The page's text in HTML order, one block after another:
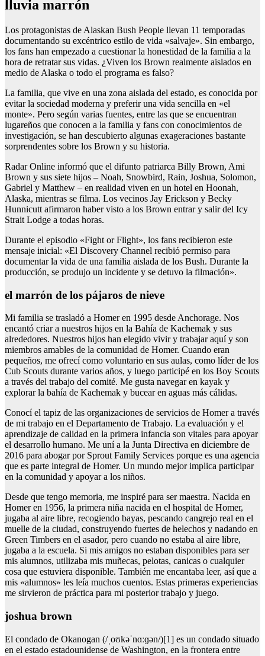
lluvia marrón
Los protagonistas de Alaskan Bush People llevan 11 temporadas
documentando su excéntrico estilo de vida «salvaje». Sin embargo,
los fans han empezado a cuestionar la honestidad de la familia a la
hora de retratar sus vidas. ¿Viven los Brown realmente aislados en
medio de Alaska o todo el programa es falso?
La familia, que vive en una zona aislada del estado, es conocida por
evitar la sociedad moderna y preferir una vida sencilla en «el
monte». Pero según varias fuentes, entre las que se encuentran
lugareños que conocen a la familia y fans con conocimientos de
investigación, se han descubierto algunas exageraciones bastante
sorprendentes sobre los Brown y su historia.
Radar Online informó que el difunto patriarca Billy Brown, Ami
Brown y sus siete hijos – Noah, Snowbird, Rain, Joshua, Solomon,
Gabriel y Matthew – en realidad viven en un hotel en Hoonah,
Alaska, mientras se filma. Los vecinos Jay Erickson y Becky
Hunnicutt afirmaron haber visto a los Brown entrar y salir del Icy
Strait Lodge a todas horas.
Durante el episodio «Fight or Flight», los fans recibieron este
mensaje inicial: «El Discovery Channel recibió permiso para
documentar la vida de una familia aislada de los Bush. Durante la
producción, se produjo un incidente y se detuvo la filmación».
el marrón de los pájaros de nieve
Mi familia se trasladó a Homer en 1995 desde Anchorage. Nos
encantó criar a nuestros hijos en la Bahía de Kachemak y sus
alrededores. Nuestros hijos han elegido vivir y trabajar aquí y son
miembros amables de la comunidad de Homer. Cuando eran
pequeños, me ofrecí como voluntario en sus aulas, como líder de los
Cub Scouts durante varios años, y luego participé en los Boy Scouts
a través del trabajo del comité. Me gusta navegar en kayak y
explorar la bahía de Kachemak y bucear en aguas más cálidas.
Conocí el tapiz de las organizaciones de servicios de Homer a través
de mi trabajo en el Departamento de Trabajo. La evaluación y el
aprendizaje de calidad en la primera infancia son vitales para apoyar
el desarrollo humano. Me uní a la Junta Directiva en diciembre de
2016 para abogar por Sprout Family Services porque es una agencia
que es parte integral de Homer. Un mundo mejor implica participar
en la comunidad y apoyar a los niños.
Desde que tengo memoria, me inspiré para ser maestra. Nacida en
Homer en 1956, la primera niña nacida en el hospital de Homer,
jugaba al aire libre, recogiendo bayas, pescando cangrejo real en el
muelle de la ciudad, construyendo fuertes de helechos y nadando en
Green Timbers en el asador, pero cuando no estaba al aire libre,
jugaba a la escuela. Si mis amigos no estaban disponibles para ser
mis alumnos, utilizaba mis muñecas, pelotas, canicas o cualquier
cosa que estuviera disponible. También me encantaba leer, así que a
mis «alumnos» les leía muchos cuentos. Estas primeras experiencias
me sirvieron de práctica para mi posterior trabajo y juego.
joshua brown
El condado de Okanogan (/ˌoʊkəˈnɑːɡən/)[1] es un condado situado
en el estado estadounidense de Washington, en la frontera entre